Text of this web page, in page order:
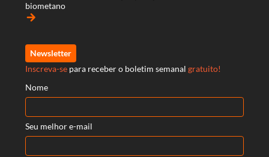
biometano
arrow_forward
Newsletter
Inscreva-se para receber o boletim semanal gratuito!
Nome
Seu melhor e-mail